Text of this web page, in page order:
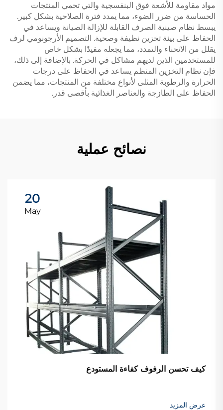
مواد مقاومة للأشعة فوق البنفسجية والتي تحمي المنتجات
الحساسة من ضرر الضوء، مما يمدد فترة الصلاحية بشكل كبير.
يبسط نظام صينية الصرف القابلة للإزالة الصيانة ويساعد في
الحفاظ على بيئة تخزين نظيفة وصحية. التصميم الأرجونومي لرف
يقلل من الانحناء والتمدد، مما يجعله مفيدًا بشكل خاص
للمستخدمين الذين لديهم مشاكل في الحركة. بالإضافة إلى ذلك،
فإن نظام التخزين المنظم يساعد في الحفاظ على درجات
الحرارة والرطوبة المثلى لأنواع مختلفة من المنتجات، مما يضمن
الحفاظ على الطازجة والعناصر الغذائية بأقصى قدر.
نصائح عملية
20
May
كيف تحسن الرفوف كفاءة المستودع
عرض المزيد